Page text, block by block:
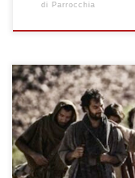
di Parrocchia
Domenica 14
mandò (Mt 9,36-10,8)
10:00 – 11:30 –